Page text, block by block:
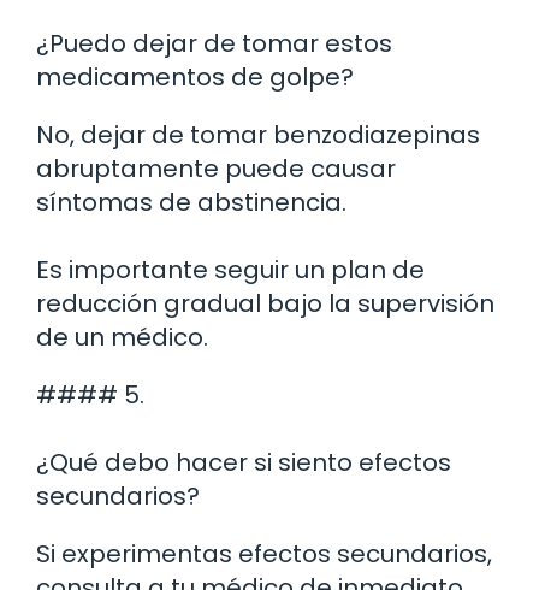
¿Puedo dejar de tomar estos
medicamentos de golpe?
No, dejar de tomar benzodiazepinas
abruptamente puede causar
síntomas de abstinencia.
Es importante seguir un plan de
reducción gradual bajo la supervisión
de un médico.
#### 5.
¿Qué debo hacer si siento efectos
secundarios?
Si experimentas efectos secundarios,